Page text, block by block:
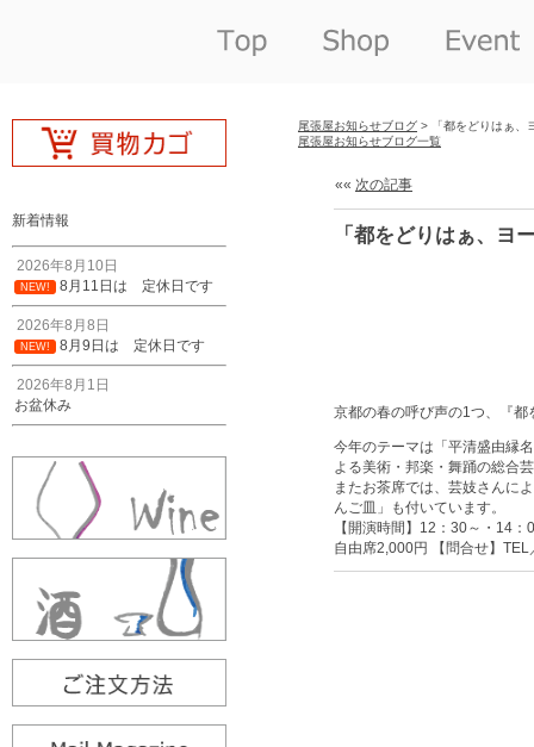
新着情報
2026年8月10日
NEW! 8月11日は 定休日です
2026年8月8日
NEW! 8月9日は 定休日です
2026年8月1日
お盆休み
尾張屋お知らせブログ > 「都をどりはぁ、
尾張屋お知らせブログ一覧
«« 次の記事
「都をどりはぁ、ヨ
京都の春の呼び声の1つ、『
今年のテーマは「平清盛由縁
よる美術・邦楽・舞踊の総合
またお茶席では、芸妓さんに
んご皿」も付いています。
【開演時間】12：30～・14
自由席2,000円 【問合せ】